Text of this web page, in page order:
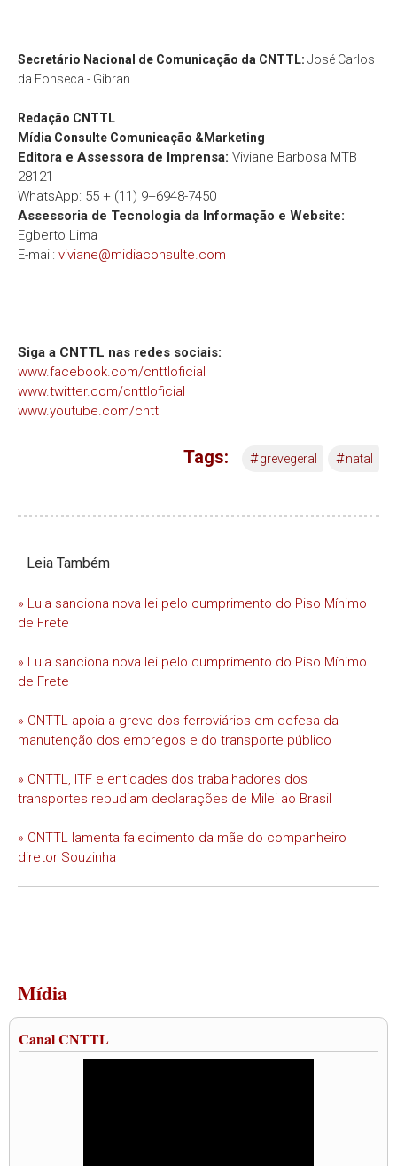
Secretário Nacional de Comunicação da CNTTL: José Carlos
da Fonseca - Gibran
Redação CNTTL
Mídia Consulte Comunicação &Marketing
Editora e Assessora de Imprensa: Viviane Barbosa MTB
28121
WhatsApp: 55 + (11) 9+6948-7450
Assessoria de Tecnologia da Informação e Website:
Egberto Lima
E-mail: viviane@midiaconsulte.com
Siga a CNTTL nas redes sociais:
www.facebook.com/cnttloficial
www.twitter.com/cnttloficial
www.youtube.com/cnttl
Tags: #grevegeral #natal
Leia Também
» Lula sanciona nova lei pelo cumprimento do Piso Mínimo
de Frete
» Lula sanciona nova lei pelo cumprimento do Piso Mínimo
de Frete
» CNTTL apoia a greve dos ferroviários em defesa da
manutenção dos empregos e do transporte público
» CNTTL, ITF e entidades dos trabalhadores dos
transportes repudiam declarações de Milei ao Brasil
» CNTTL lamenta falecimento da mãe do companheiro
diretor Souzinha
Mídia
Canal CNTTL